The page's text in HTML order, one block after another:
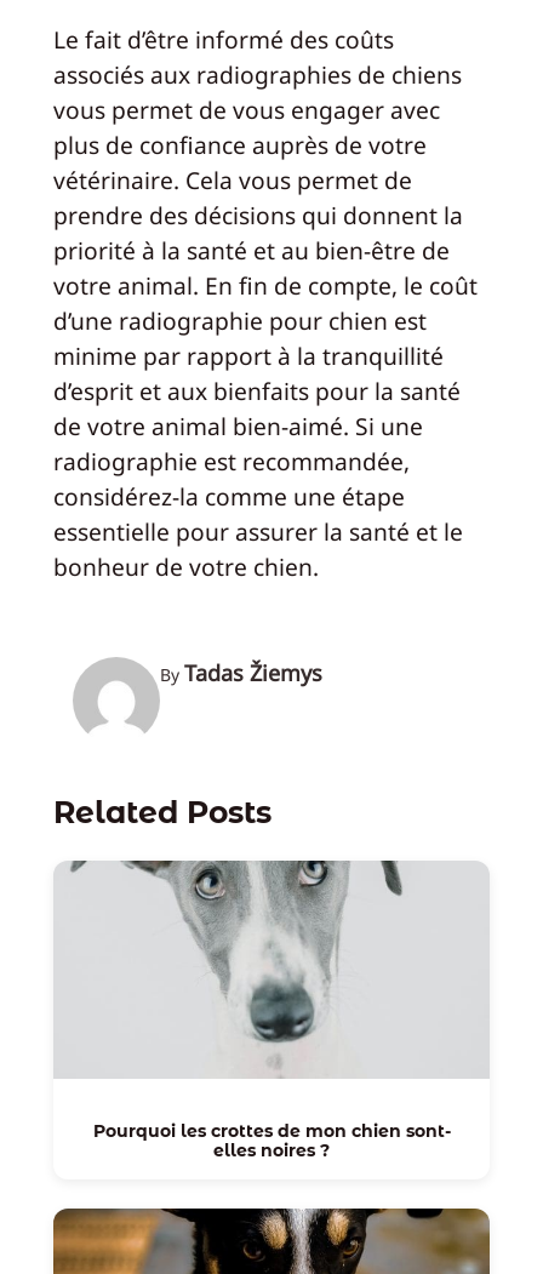
Le fait d’être informé des coûts
associés aux radiographies de chiens
vous permet de vous engager avec
plus de confiance auprès de votre
vétérinaire. Cela vous permet de
prendre des décisions qui donnent la
priorité à la santé et au bien-être de
votre animal. En fin de compte, le coût
d’une radiographie pour chien est
minime par rapport à la tranquillité
d’esprit et aux bienfaits pour la santé
de votre animal bien-aimé. Si une
radiographie est recommandée,
considérez-la comme une étape
essentielle pour assurer la santé et le
bonheur de votre chien.
By Tadas Žiemys
Related Posts
Pourquoi les crottes de mon chien sont-
elles noires ?